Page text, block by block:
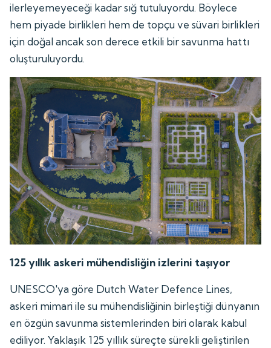
ilerleyemeyeceği kadar sığ tutuluyordu. Böylece
hem piyade birlikleri hem de topçu ve süvari birlikleri
için doğal ancak son derece etkili bir savunma hattı
oluşturuluyordu.
125 yıllık askeri mühendisliğin izlerini taşıyor
UNESCO'ya göre Dutch Water Defence Lines,
askeri mimari ile su mühendisliğinin birleştiği dünyanın
en özgün savunma sistemlerinden biri olarak kabul
ediliyor. Yaklaşık 125 yıllık süreçte sürekli geliştirilen